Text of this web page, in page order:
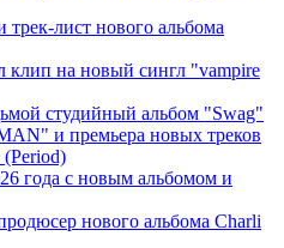
трек-лист нового альбома
клип на новый сингл "vampire
студийный альбом "Swag"
и премьера новых треков
(Period)
года с новым альбомом и
нового альбома Charli